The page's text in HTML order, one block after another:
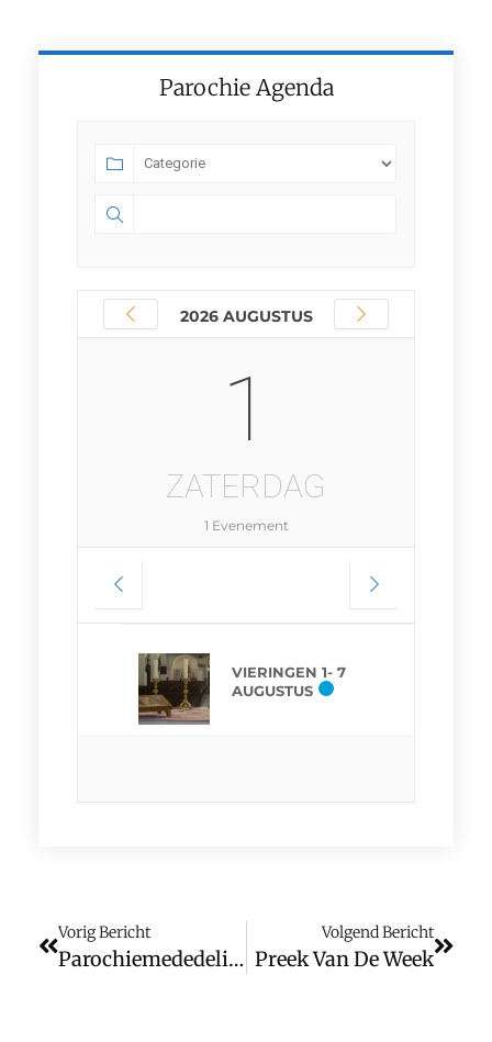
Parochie Agenda
2026 AUGUSTUS
1
ZATERDAG
1 Evenement
VIERINGEN 1- 7
AUGUSTUS
Vorig Bericht
Parochiemededelingen (wk. 42)
Volgend Bericht
Preek Van De Week